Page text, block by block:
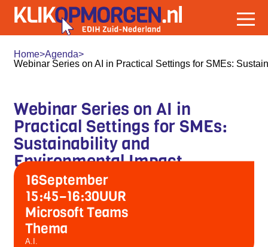
Home>Agenda>
Webinar Series on AI in Practical Settings for SMEs:
Webinar Series on AI in
Practical Settings for SMEs:
Sustainability and
Environmental Impact
16September
15:45–16:30UUR
Microsoft Teams
Thema
A.I.